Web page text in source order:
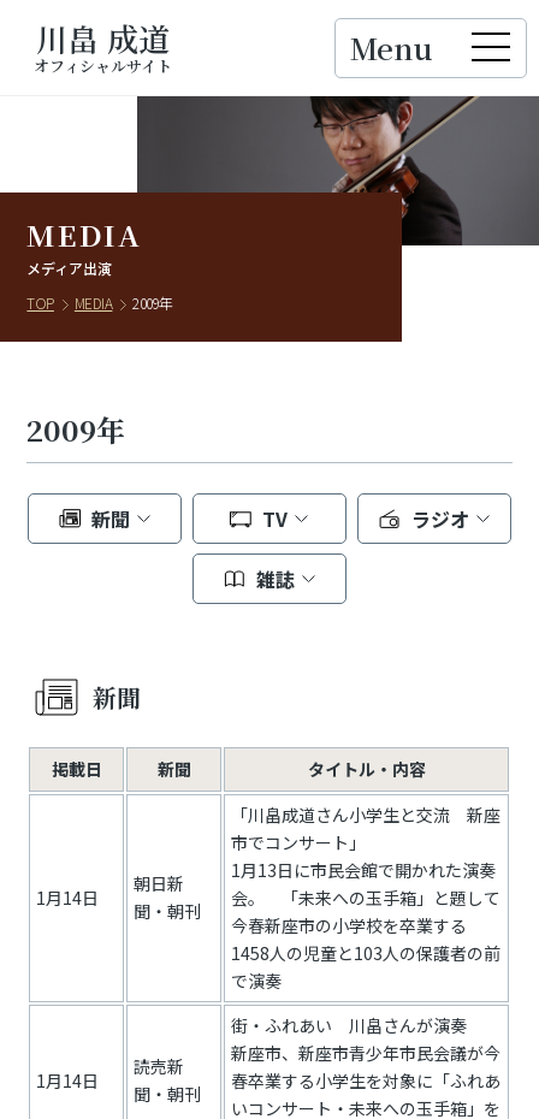
川畠 成道
オフィシャルサイト Menu
Close
MEDIA
メディア出演
TOP
MEDIA 2009年
2009年
新聞 TV ラジオ
雑誌
新聞
掲載日 新聞 タイトル・内容
1月14日
朝日新
聞・朝刊
「川畠成道さん小学生と交流 新座
市でコンサート」
1月13日に市民会館で開かれた演奏
会。 「未来への玉手箱」と題して
今春新座市の小学校を卒業する
1458人の児童と103人の保護者の前
で演奏
1月14日
読売新
聞・朝刊
街・ふれあい 川畠さんが演奏
新座市、新座市青少年市民会議が今
春卒業する小学生を対象に「ふれあ
いコンサート・未来への玉手箱」を